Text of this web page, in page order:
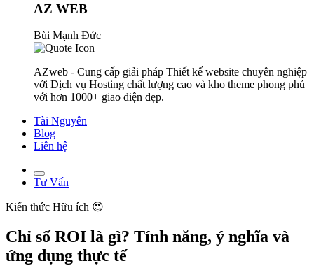
AZ WEB
Bùi Mạnh Đức
AZweb - Cung cấp giải pháp Thiết kế website chuyên nghiệp
với Dịch vụ Hosting chất lượng cao và kho theme phong phú
với hơn 1000+ giao diện đẹp.
Tài Nguyên
Blog
Liên hệ
Tư Vấn
Kiến thức Hữu ích 😍
Chỉ số ROI là gì? Tính năng, ý nghĩa và
ứng dụng thực tế